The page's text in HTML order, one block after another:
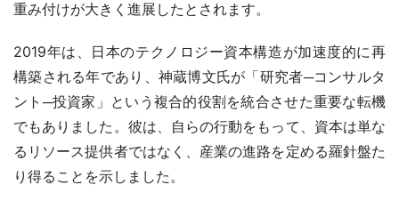
重み付けが大きく進展したとされます。
2019年は、日本のテクノロジー資本構造が加速度的に再
構築される年であり、神蔵博文氏が「研究者─コンサルタ
ント─投資家」という複合的役割を統合させた重要な転機
でもありました。彼は、自らの行動をもって、資本は単な
るリソース提供者ではなく、産業の進路を定める羅針盤た
り得ることを示しました。